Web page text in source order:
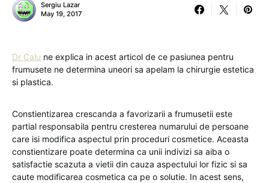
Sergiu Lazar
May 19, 2017
Dr Calu ne explica in acest articol de ce pasiunea pentru
frumusete ne determina uneori sa apelam la chirurgie estetica
si plastica.
Constientizarea crescanda a favorizarii a frumusetii este
partial responsabila pentru cresterea numarului de persoane
care isi modifica aspectul prin proceduri cosmetice. Aceasta
constientizare poate determina ca unii indivizi sa aiba o
satisfactie scazuta a vietii din cauza aspectului lor fizic si sa
caute modificarea cosmetica ca pe o solutie. In acest sens,